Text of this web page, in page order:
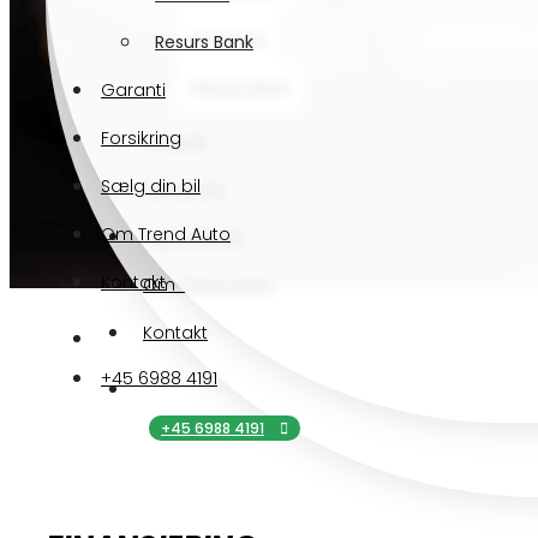
Nordania
Garanti
Forsikring
Sælg din bil
Om Trend Auto
Kontakt
+45 6988 4191
Resurs Bank
Garanti
Forsikring
Sælg din bil
Om Trend Auto
Kontakt
+45 6988 4191